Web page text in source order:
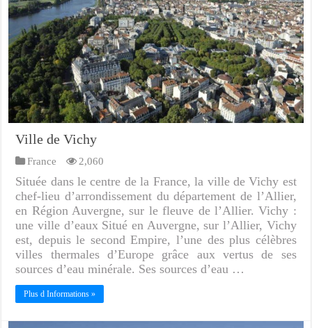
Ville de Vichy
France 2,060
Située dans le centre de la France, la ville de Vichy est
chef-lieu d’arrondissement du département de l’Allier,
en Région Auvergne, sur le fleuve de l’Allier. Vichy :
une ville d’eaux Situé en Auvergne, sur l’Allier, Vichy
est, depuis le second Empire, l’une des plus célèbres
villes thermales d’Europe grâce aux vertus de ses
sources d’eau minérale. Ses sources d’eau …
Plus d Informations »